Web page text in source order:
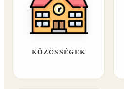
KÖZÖSSÉGEK